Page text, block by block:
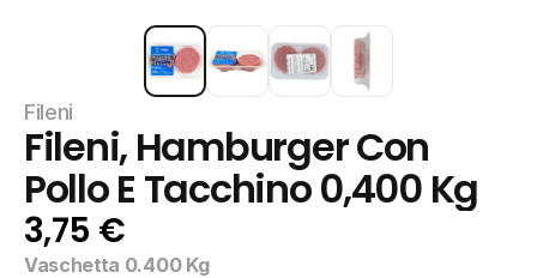
Fileni
Fileni, Hamburger Con
Pollo E Tacchino 0,400 Kg
3,75 €
Vaschetta 0.400 Kg